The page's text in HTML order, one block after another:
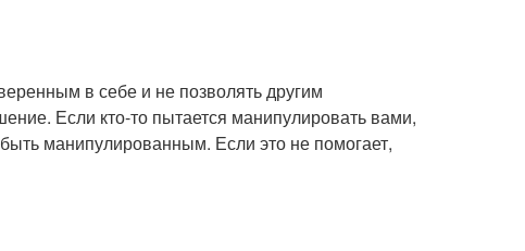
в себе и не позволять другим
Если кто-то пытается манипулировать вами,
манипулированным. Если это не помогает,